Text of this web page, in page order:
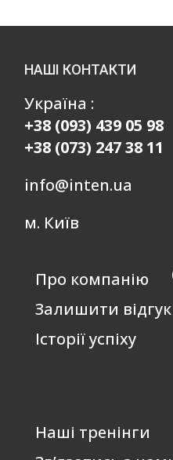
НАШІ КОНТАКТИ
Україна :
+38 (093) 439 05 98
+38 (073) 247 38 11
info@inten.ua
м. Київ
Про компанію
Залишити відгук
Історії успіху
Наші тренінги